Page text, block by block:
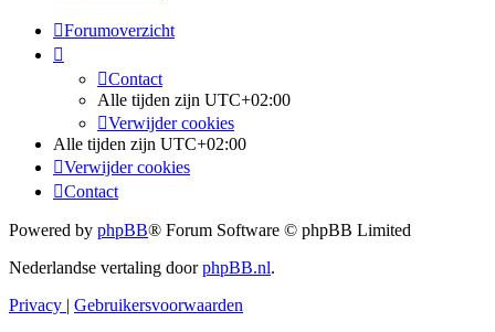
Forumoverzicht
Contact
Alle tijden zijn UTC+02:00
Verwijder cookies
Alle tijden zijn UTC+02:00
Verwijder cookies
Contact
Powered by phpBB® Forum Software © phpBB Limited
Nederlandse vertaling doorphpBB.nl.
Privacy | Gebruikersvoorwaarden